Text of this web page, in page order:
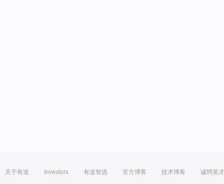
关于有道 Investors 有道智选 官方博客 技术博客 诚聘英才